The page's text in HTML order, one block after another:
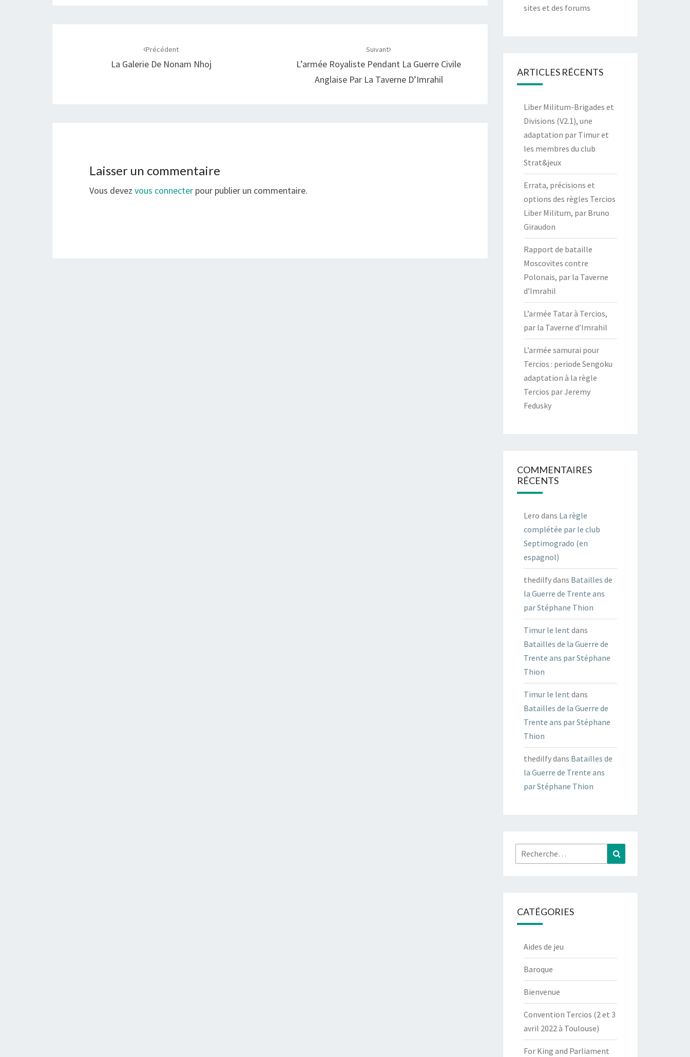
Précédent
La Galerie De Nonam Nhoj
Suivant
L’armée Royaliste Pendant La Guerre Civile
Anglaise Par La Taverne D’Imrahil
Laisser un commentaire
Vous devez vous connecter pour publier un commentaire.
sites et des forums
ARTICLES RÉCENTS
Liber Militum-Brigades et
Divisions (V2.1), une
adaptation par Timur et
les membres du club
Strat&jeux
Errata, précisions et
options des règles Tercios
Liber Militum, par Bruno
Giraudon
Rapport de bataille
Moscovites contre
Polonais, par la Taverne
d’Imrahil
L’armée Tatar à Tercios,
par la Taverne d’Imrahil
L’armée samurai pour
Tercios : periode Sengoku
adaptation à la règle
Tercios par Jeremy
Fedusky
COMMENTAIRES
RÉCENTS
Lero dans La règle
complétée par le club
Septimogrado (en
espagnol)
thedilfydans Batailles de
la Guerre de Trente ans
par Stéphane Thion
Timur le lent dans
Batailles de la Guerre de
Trente ans par Stéphane
Thion
Timur le lent dans
Batailles de la Guerre de
Trente ans par Stéphane
Thion
thedilfydans Batailles de
la Guerre de Trente ans
par Stéphane Thion
Rechercher :
CATÉGORIES
Aides de jeu
Baroque
Bienvenue
Convention Tercios (2 et 3
avril 2022 à Toulouse)
For King and Parliament